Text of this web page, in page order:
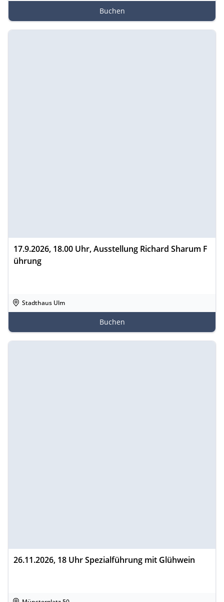
Buchen
17.9.2026, 18.00 Uhr, Ausstellung Richard Sharum F
ührung
Stadthaus Ulm
Buchen
26.11.2026, 18 Uhr Spezialführung mit Glühwein